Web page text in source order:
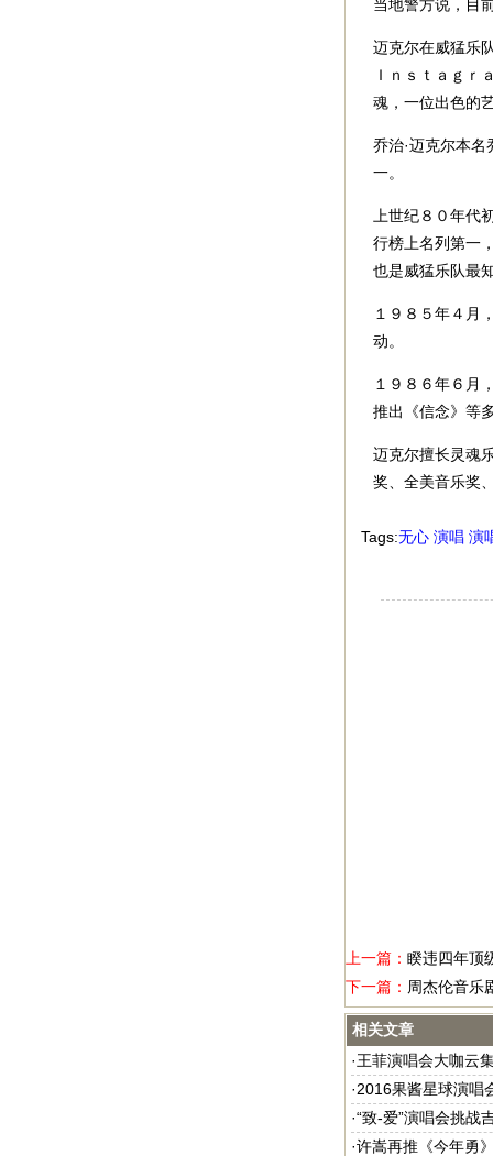
当地警方说，目
迈克尔在威猛乐
Ｉｎｓｔａｇ
魂，一位出色的
乔治·迈克尔本
一。
上世纪８０年代
行榜上名列第一
也是威猛乐队最
１９８５年４月
动。
１９８６年６月
推出《信念》等
迈克尔擅长灵魂
奖、全美音乐奖
Tags:无心 演唱 演
上一篇： 睽违四年顶
下一篇： 周杰伦音乐
相关文章
·王菲演唱会大咖云
·2016果酱星球演唱
·“致-爱”演唱会挑战
·许嵩再推《今年勇